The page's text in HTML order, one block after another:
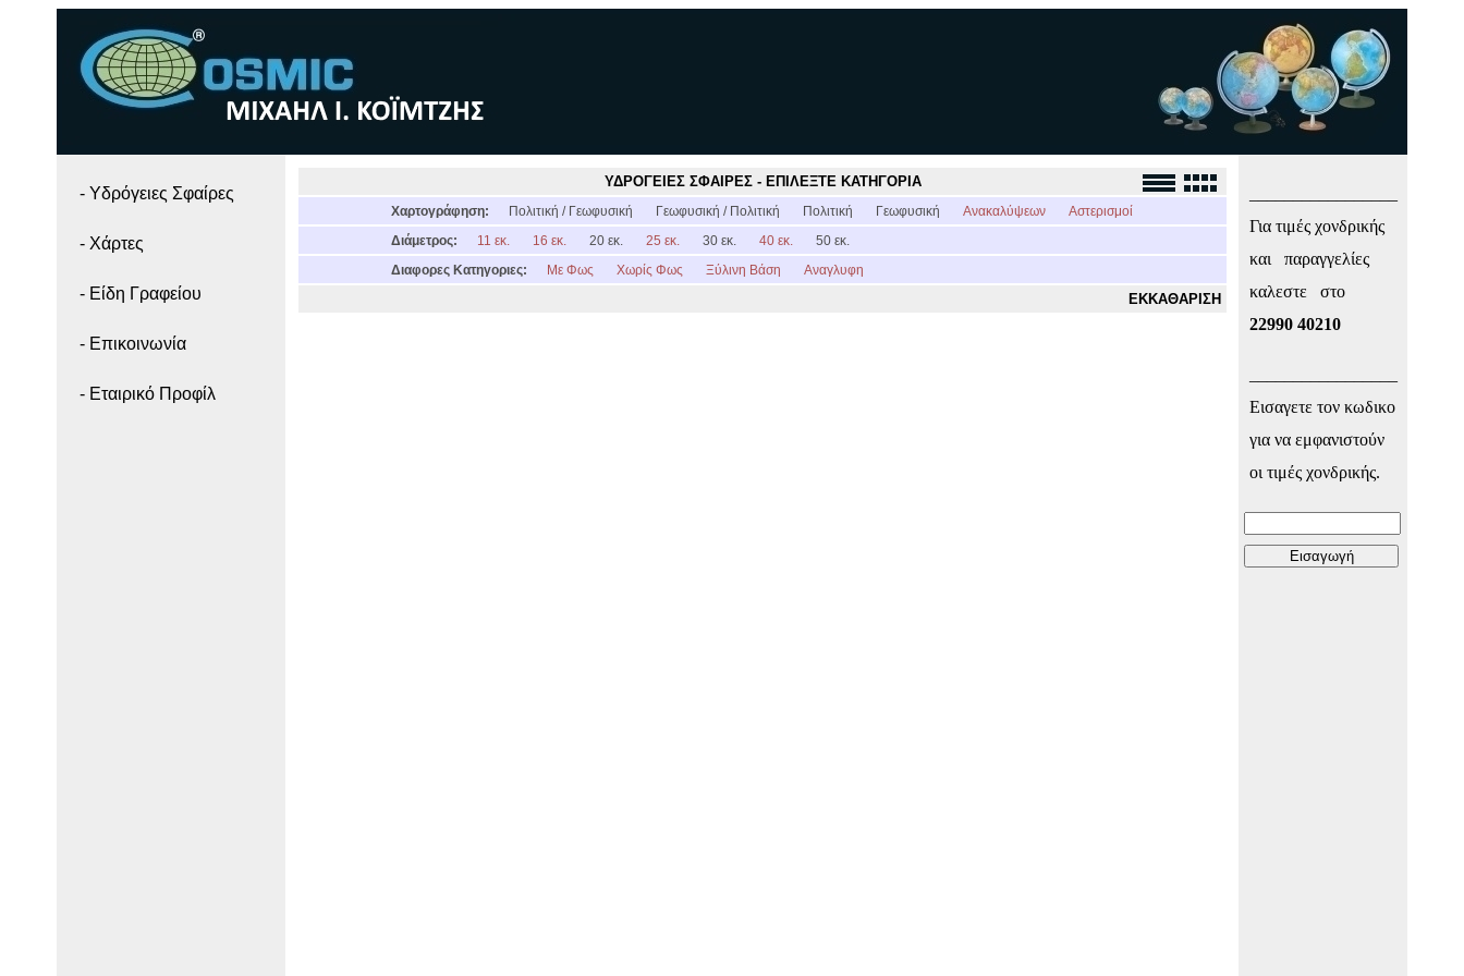
- Yδρόγειες Σφαίρες
- Χάρτες
- Είδη Γραφείου
- Επικοινωνία
- Εταιρικό Προφίλ
ΥΔΡΟΓΕΙΕΣ ΣΦΑΙΡΕΣ - ΕΠΙΛΕΞΤΕ ΚΑΤΗΓΟΡΙΑ
Χαρτογράφηση: Πολιτική / Γεωφυσική Γεωφυσική / Πολιτική Πολιτική Γεωφυσική Ανακαλύψεων
Αστερισμοί
Διάμετρος:
11 εκ. 16 εκ. 20 εκ. 25 εκ. 30 εκ. 40 εκ.
50 εκ.
Διαφορες Κατηγοριες:
Με Φως Χωρίς Φως Ξύλινη Βάση Αναγλυφη
ΕΚΚΑΘΑΡΙΣΗ
Για τιμές χονδρικής
και παραγγελίες
καλεστε στο
22990 40210
Εισαγετε τον κωδικο
για να εμφανιστούν
οι τιμές χονδρικής.